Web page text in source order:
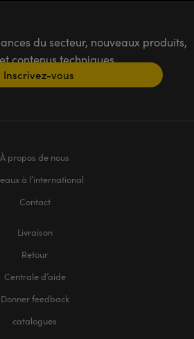
du secteur, nouveaux produits,
contenus techniques
Inscrivez-vous
À propos de nous
à l’international
Contact
Livraison
Retour
Centrale d’aide
Donner feedback
catalogues